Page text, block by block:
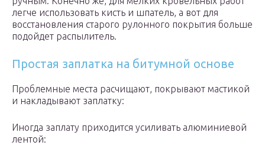
легче использовать кисть и шпатель, а вот для
восстановления старого рулонного покрытия больше
подойдет распылитель.
Простая заплатка на битумной основе
Проблемные места расчищают, покрывают мастикой
и накладывают заплатку:
Иногда заплату приходится усиливать алюминиевой
лентой: